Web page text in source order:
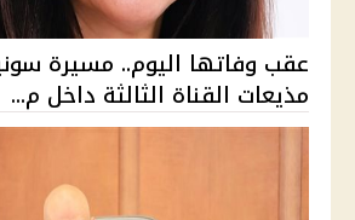
عقب وفاتها اليوم.. مسيرة
مذيعات القناة الثالثة داخل م...